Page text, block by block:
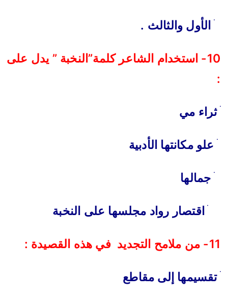
ׄ الأول والثالث .
10- استخدام الشاعر كلمة”النخبة ” يدل على
:
ׄ ثراء مي
ׄ علو مكانتها الأدبية
ׄ جمالها
ׄ اقتصار رواد مجلسها على النخبة
11- من ملامح التجديد في هذه القصيدة :
ׄ تقسيمها إلى مقاطع